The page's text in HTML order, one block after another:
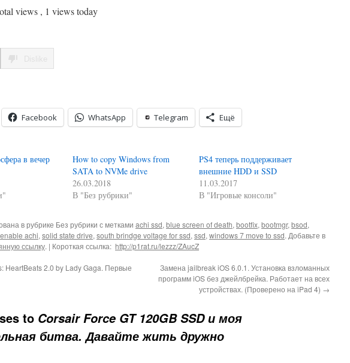
views , 1 views today
Facebook WhatsApp Telegram Ещё
в вечер
How to copy Windows from
SATA to NVMe drive
26.03.2018
В "Без рубрики"
PS4 теперь поддерживает
внешние HDD и SSD
11.03.2017
В "Игровые консоли"
в рубрике Без рубрики с метками achi ssd, blue screen of death, bootfix, bootmgr, bsod,
enable achi, solid state drive, south brindge voltage for ssd, ssd, windows 7 move to ssd. Добавьте в
ссылку. | Короткая ссылка: http://p1rat.ru/lezzz/ZAucZ
HeartBeats 2.0 by Lady Gaga. Первые
Замена jailbreak iOS 6.0.1. Установка взломанных
программ iOS без джейлбрейка. Работает на всех
устройствах. (Проверено на iPad 4) →
to Corsair Force GT 120GB SSD и моя
битва. Давайте жить дружно